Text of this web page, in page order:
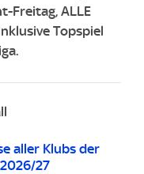
Freitag, ALLE
Topspiel
aller Klubs der
27